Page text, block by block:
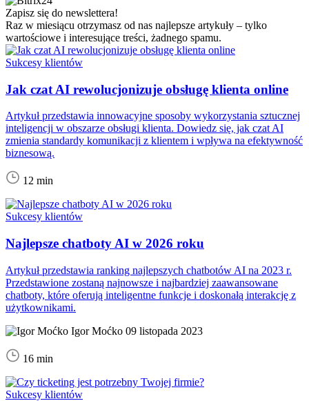
Zapisz się do newslettera!
Raz w miesiącu otrzymasz od nas najlepsze artykuły – tylko
wartościowe i interesujące treści, żadnego spamu.
Sukcesy klientów
Jak czat AI rewolucjonizuje obsługę klienta online
Artykuł przedstawia innowacyjne sposoby wykorzystania sztucznej
inteligencji w obszarze obsługi klienta. Dowiedz się, jak czat AI
zmienia standardy komunikacji z klientem i wpływa na efektywność
biznesową.
12 min
Sukcesy klientów
Najlepsze chatboty AI w 2026 roku
Artykuł przedstawia ranking najlepszych chatbotów AI na 2023 r.
Przedstawione zostaną najnowsze i najbardziej zaawansowane
chatboty, które oferują inteligentne funkcje i doskonałą interakcję z
użytkownikami.
Igor Moćko 09 listopada 2023
16 min
Sukcesy klientów